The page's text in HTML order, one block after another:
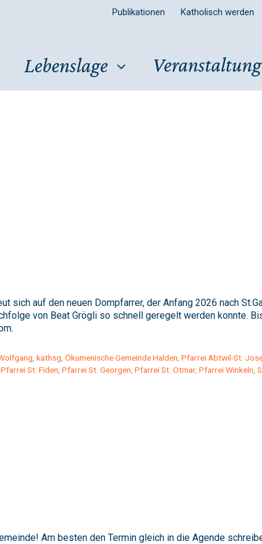
Publikationen Katholisch werden
Lebenslage
sich auf den neuen Dompfarrer, der Anfang 2026 nach
von Beat Grögli so schnell geregelt werden konnte.
kathsg Ökumenische Gemeinde Halden Pfarrei Abtwil-St.
Pfarrei St. Fiden Pfarrei St. Georgen Pfarrei St. Otmar, Pfarrei Winkeln
Am besten den Termin gleich in die Agende